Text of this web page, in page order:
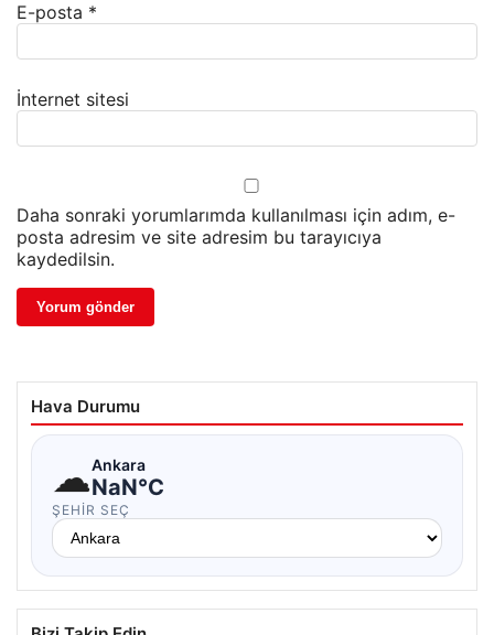
E-posta *
İnternet sitesi
Daha sonraki yorumlarımda kullanılması için adım, e-
posta adresim ve site adresim bu tarayıcıya
kaydedilsin.
Hava Durumu
☁Ankara
NaN°C
ŞEHIR SEÇ